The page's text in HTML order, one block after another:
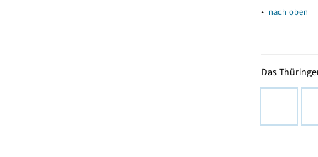
▴ nach oben
Das